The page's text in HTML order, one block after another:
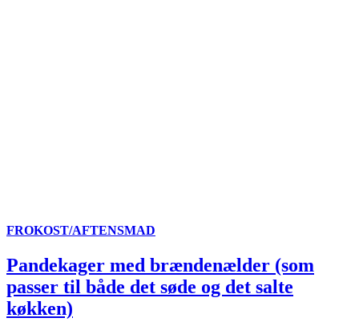
FROKOST/AFTENSMAD
Pandekager med brændenælder (som
passer til både det søde og det salte
køkken)